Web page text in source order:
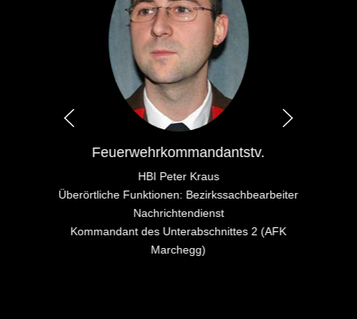
Feuerwehrkommandantstv.
HBI Peter Kraus
Überörtliche Funktionen: Bezirkssachbearbeiter
Nachrichtendienst
Kommandant des Unterabschnittes 2 (AFK
Marchegg)